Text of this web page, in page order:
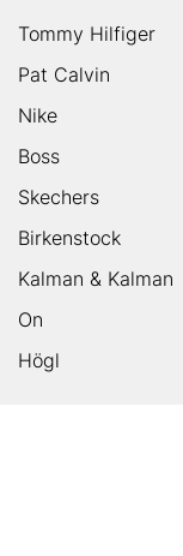
Tommy Hilfiger
Pat Calvin
Nike
Boss
Skechers
Birkenstock
Kalman & Kalman
On
Högl